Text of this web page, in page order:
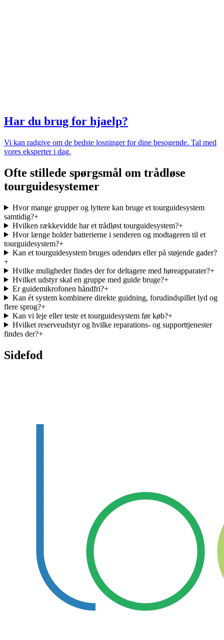
Har du brug for hjaelp?
Vi kan radgive om de bedste losninger for dine besogende. Tal med
vores eksperter i dag.
Ofte stillede spørgsmål om trådløse
tourguidesystemer
Hvor mange grupper og lyttere kan bruge et tourguidesystem
samtidig?+
Hvilken rækkevidde har et trådløst tourguidesystem?+
Hvor længe holder batterierne i senderen og modtageren til et
tourguidesystem?+
Kan et tourguidesystem bruges udendørs eller på støjende gader?
+
Hvilke muligheder findes der for deltagere med høreapparater?+
Hvilket udstyr skal en gruppe med guide bruge?+
Er guidemikrofonen håndfri?+
Kan ét system kombinere direkte guidning, forudindspillet lyd og
flere sprog?+
Kan vi leje eller teste et tourguidesystem før køb?+
Hvilket reserveudstyr og hvilke reparations- og supporttjenester
findes der?+
Sidefod